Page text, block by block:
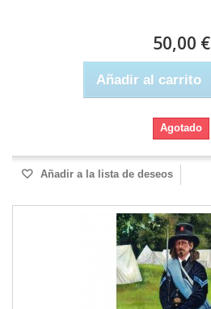
50,00 €
Añadir al carrito
Agotado
Añadir a la lista de deseos